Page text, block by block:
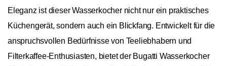
Eleganz ist dieser Wasserkocher nicht nur ein praktisches
Küchengerät, sondern auch ein Blickfang. Entwickelt für die
anspruchsvollen Bedürfnisse von Teeliebhabern und
Filterkaffee-Enthusiasten, bietet der Bugatti Wasserkocher